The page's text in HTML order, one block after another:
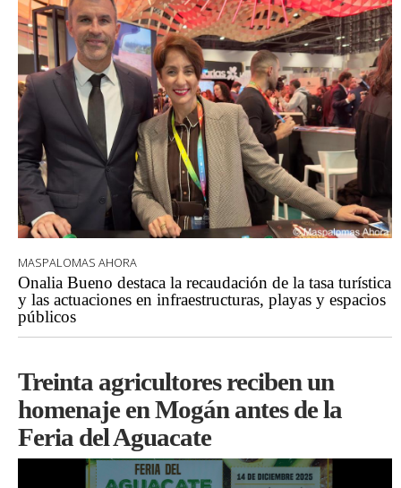
MASPALOMAS AHORA
Onalia Bueno destaca la recaudación de la tasa turística
y las actuaciones en infraestructuras, playas y espacios
públicos
Treinta agricultores reciben un
homenaje en Mogán antes de la
Feria del Aguacate